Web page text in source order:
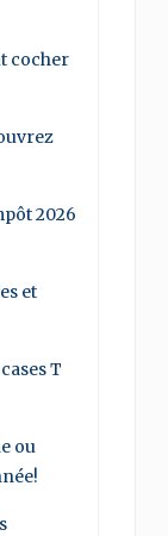
cocher
2026
et
T
ou